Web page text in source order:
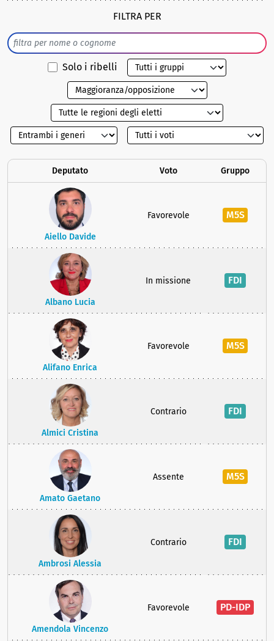
FILTRA PER
Solo i ribelli
Deputato Voto Gruppo
Aiello Davide
Favorevole M5S
Albano Lucia
In missione FDI
Alifano Enrica
Favorevole M5S
Almici Cristina
Contrario FDI
Amato Gaetano
Assente M5S
Ambrosi Alessia
Contrario FDI
Amendola Vincenzo
Favorevole PD-IDP